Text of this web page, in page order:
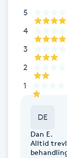
Brynfärgning
Brynplockning
Celluliter
Coachning
5
4
3
2
1
DE
Dan E.
Alltid